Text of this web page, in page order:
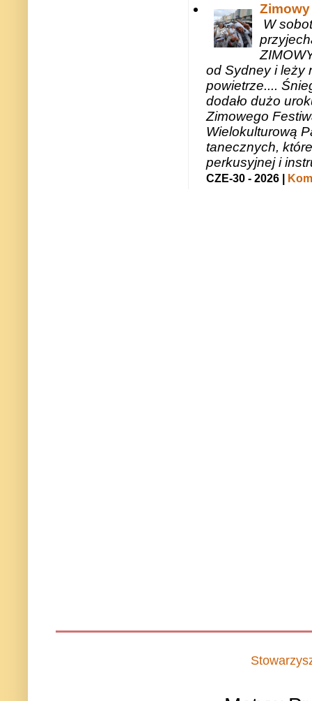
W
od Sydney i leży
powietrze....
dodało dużo
Zimowego
Wielokulturową
tanecznych,
perkusyjnej i
CZE-30 - 2026 |